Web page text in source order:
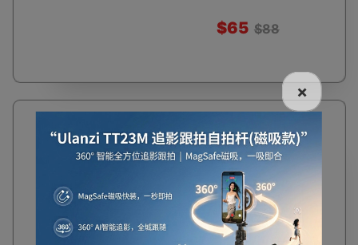
$65 $88
動浮潛鞋 玩水鞋 - 粉紅色
28/29碼
$88
×